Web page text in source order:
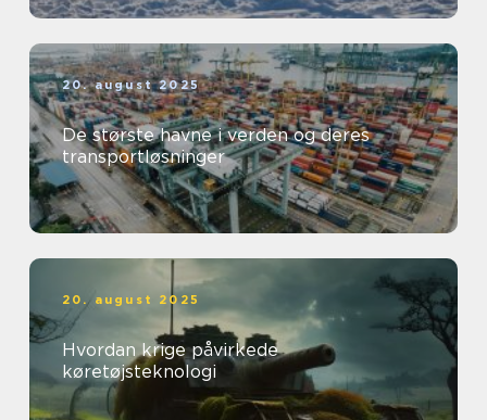
20. august 2025
De største havne i verden og deres
transportløsninger
20. august 2025
Hvordan krige påvirkede
køretøjsteknologi